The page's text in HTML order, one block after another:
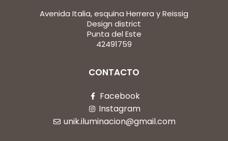
Avenida Italia, esquina Herrera y Reissig
Design district
Punta del Este
42491759
CONTACTO
Facebook
Instagram
unik.iluminacion@gmail.com